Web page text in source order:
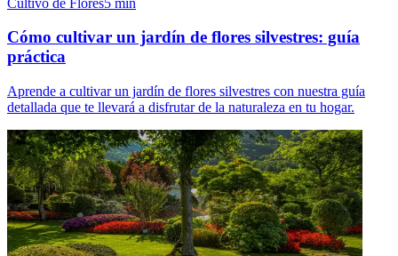
Cómo cultivar un jardín de flores silvestres: guía
práctica
Aprende a cultivar un jardín de flores silvestres con nuestra guía
detallada que te llevará a disfrutar de la naturaleza en tu hogar.